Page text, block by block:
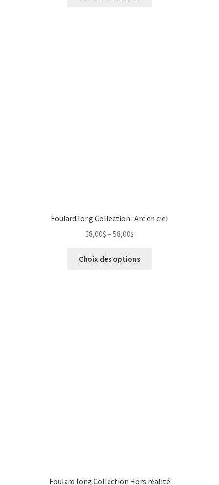
Foulard long Collection : Arc en ciel
38,00$ – 58,00$
Choix des options
Foulard long Collection Hors réalité